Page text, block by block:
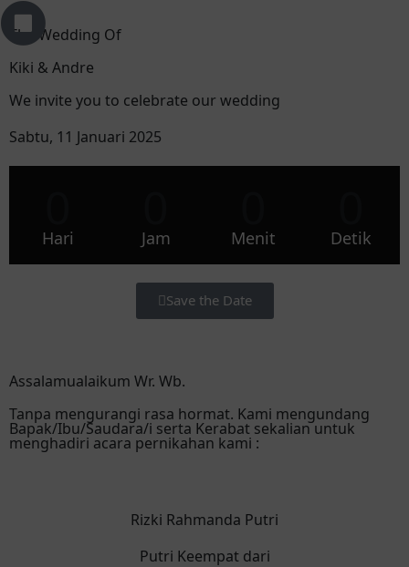
The Wedding Of
Kiki & Andre
We invite you to celebrate our wedding
Sabtu, 11 Januari 2025
Hari Jam Menit Detik
Save the Date
Assalamualaikum Wr. Wb.
Tanpa mengurangi rasa hormat. Kami mengundang
Bapak/Ibu/Saudara/i serta Kerabat sekalian untuk
menghadiri acara pernikahan kami :
Rizki Rahmanda Putri
Putri Keempat dari